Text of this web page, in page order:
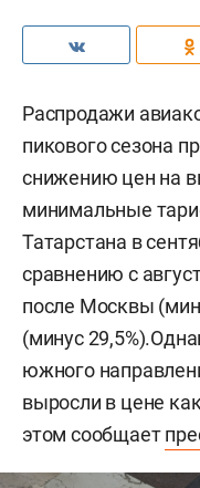
Распродажи
пикового сезона
снижению цен на
минимальные
Татарстана в
сравнению с
после Москвы
(минус
южного
выросли в цене
этом сообщает